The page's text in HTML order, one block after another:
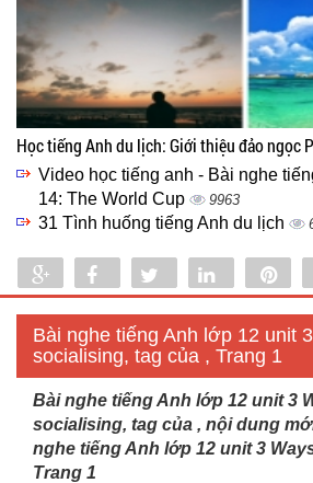
Học tiếng Anh du lịch: Giới thiệu đảo ngọc
Video học tiếng anh - Bài nghe
14: The World Cup
9963
31 Tình huống tiếng Anh du lịch
Share Share Tweet Share
Bài nghe tiếng Anh lớp 12 unit
socialising, tag của , Trang 1
Bài nghe tiếng Anh lớp 12 unit 3
socialising, tag của , nội dung
nghe tiếng Anh lớp 12 unit 3
Trang 1